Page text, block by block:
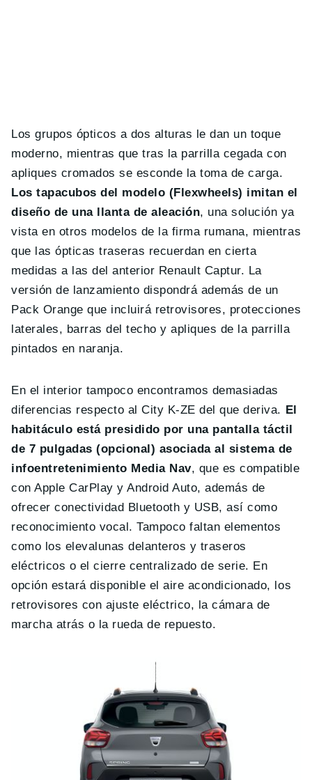
Los grupos ópticos a dos alturas le dan un toque
moderno, mientras que tras la parrilla cegada con
apliques cromados se esconde la toma de carga.
Los tapacubos del modelo (Flexwheels) imitan el
diseño de una llanta de aleación, una solución ya
vista en otros modelos de la firma rumana, mientras
que las ópticas traseras recuerdan en cierta
medidas a las del anterior Renault Captur. La
versión de lanzamiento dispondrá además de un
Pack Orange que incluirá retrovisores, protecciones
laterales, barras del techo y apliques de la parrilla
pintados en naranja.
En el interior tampoco encontramos demasiadas
diferencias respecto al City K-ZE del que deriva. El
habitáculo está presidido por una pantalla táctil
de 7 pulgadas (opcional) asociada al sistema de
infoentretenimiento Media Nav, que es compatible
con Apple CarPlay y Android Auto, además de
ofrecer conectividad Bluetooth y USB, así como
reconocimiento vocal. Tampoco faltan elementos
como los elevalunas delanteros y traseros
eléctricos o el cierre centralizado de serie. En
opción estará disponible el aire acondicionado, los
retrovisores con ajuste eléctrico, la cámara de
marcha atrás o la rueda de repuesto.